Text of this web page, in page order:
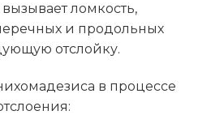
ломкость,
и продольных
отслойку.
в процессе